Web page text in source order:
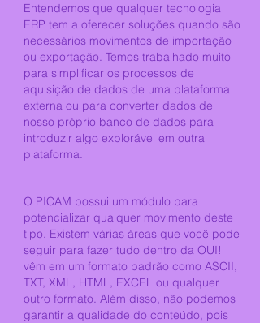
Entendemos que qualquer tecnologia
ERP tem a oferecer soluções quando são
necessários movimentos de importação
ou exportação. Temos trabalhado muito
para simplificar os processos de
aquisição de dados de uma plataforma
externa ou para converter dados de
nosso próprio banco de dados para
introduzir algo explorável em outra
plataforma.
O PICAM possui um módulo para
potencializar qualquer movimento deste
tipo. Existem várias áreas que você pode
seguir para fazer tudo dentro da OUI!
vêm em um formato padrão como ASCII,
TXT, XML, HTML, EXCEL ou qualquer
outro formato. Além disso, não podemos
garantir a qualidade do conteúdo, pois